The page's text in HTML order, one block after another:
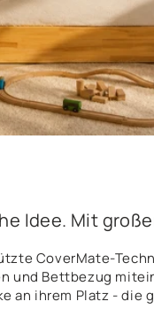
Idee. Mit
CoverMate-
und Bettbezug
an ihrem Platz - die